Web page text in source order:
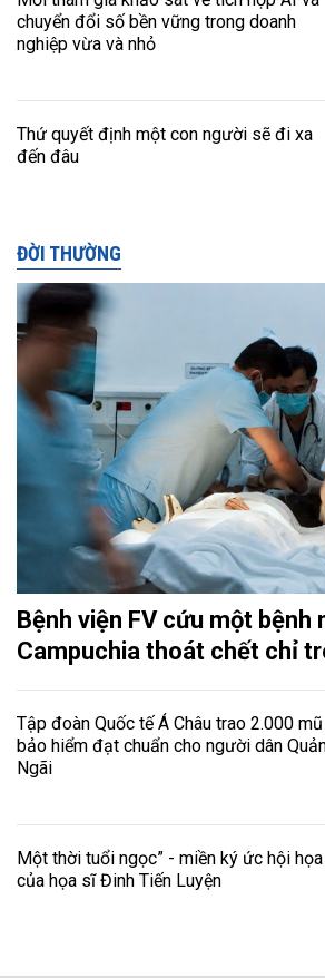
chuyển đổi số bền vững trong doanh
nghiệp vừa và nhỏ
Thứ quyết định một con người sẽ đi xa
đến đâu
ĐỜI THƯỜNG
Bệnh viện FV cứu một bệnh
Campuchia thoát chết chỉ
Tập đoàn Quốc tế Á Châu trao 2.000 mũ
bảo hiểm đạt chuẩn cho người dân
Ngãi
Một thời tuổi ngọc” - miền ký ức hội họa
của họa sĩ Đinh Tiến Luyện